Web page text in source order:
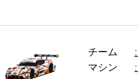
チーム
マシン